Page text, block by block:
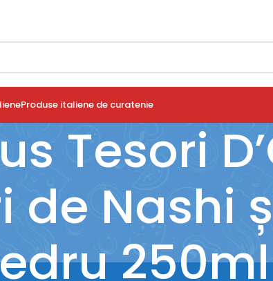
Produse italiene de curatenie
Tesori
de Nashi
250ml